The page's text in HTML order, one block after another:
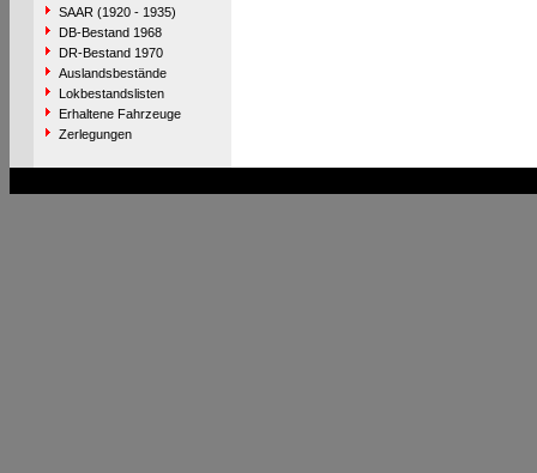
SAAR (1920 - 1935)
DB-Bestand 1968
DR-Bestand 1970
Auslandsbestände
Lokbestandslisten
Erhaltene Fahrzeuge
Zerlegungen